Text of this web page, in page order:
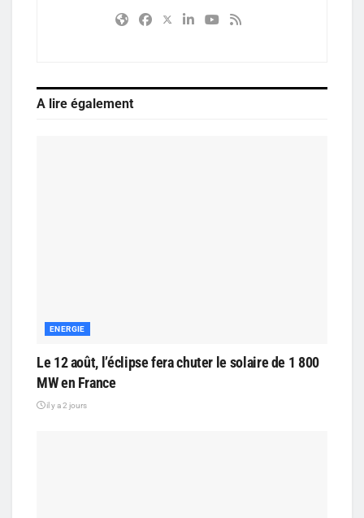
A lire également
ENERGIE
Le 12 août, l’éclipse fera chuter le solaire de 1 800
MW en France
il y a 2 jours